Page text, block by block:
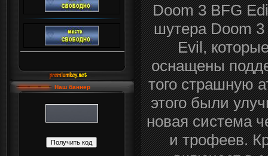
Наш баннер
Doom 3 BFG
шутера Doom 3
Evil,
оснащены
того страшную
этого были
новая система
и трофеев.